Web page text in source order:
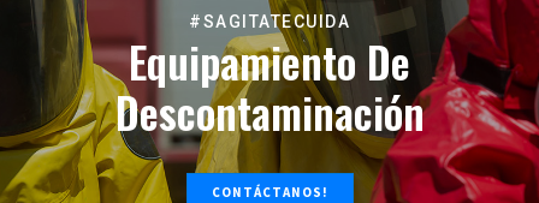
#SAGITATECUIDA
Equipamiento De
Descontaminación
CONTÁCTANOS!